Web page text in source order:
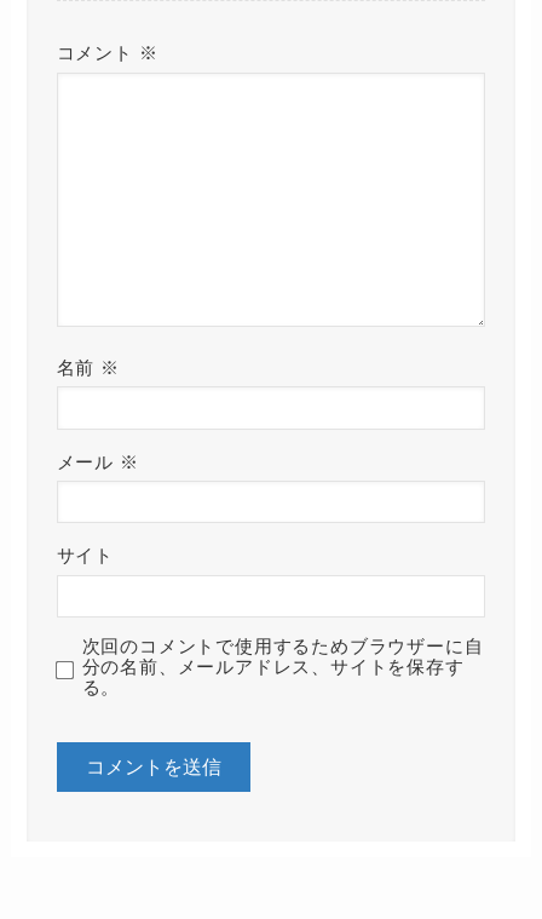
コメント ※
名前 ※
メール ※
サイト
次回のコメントで使用するためブラウザーに自
分の名前、メールアドレス、サイトを保存す
る。